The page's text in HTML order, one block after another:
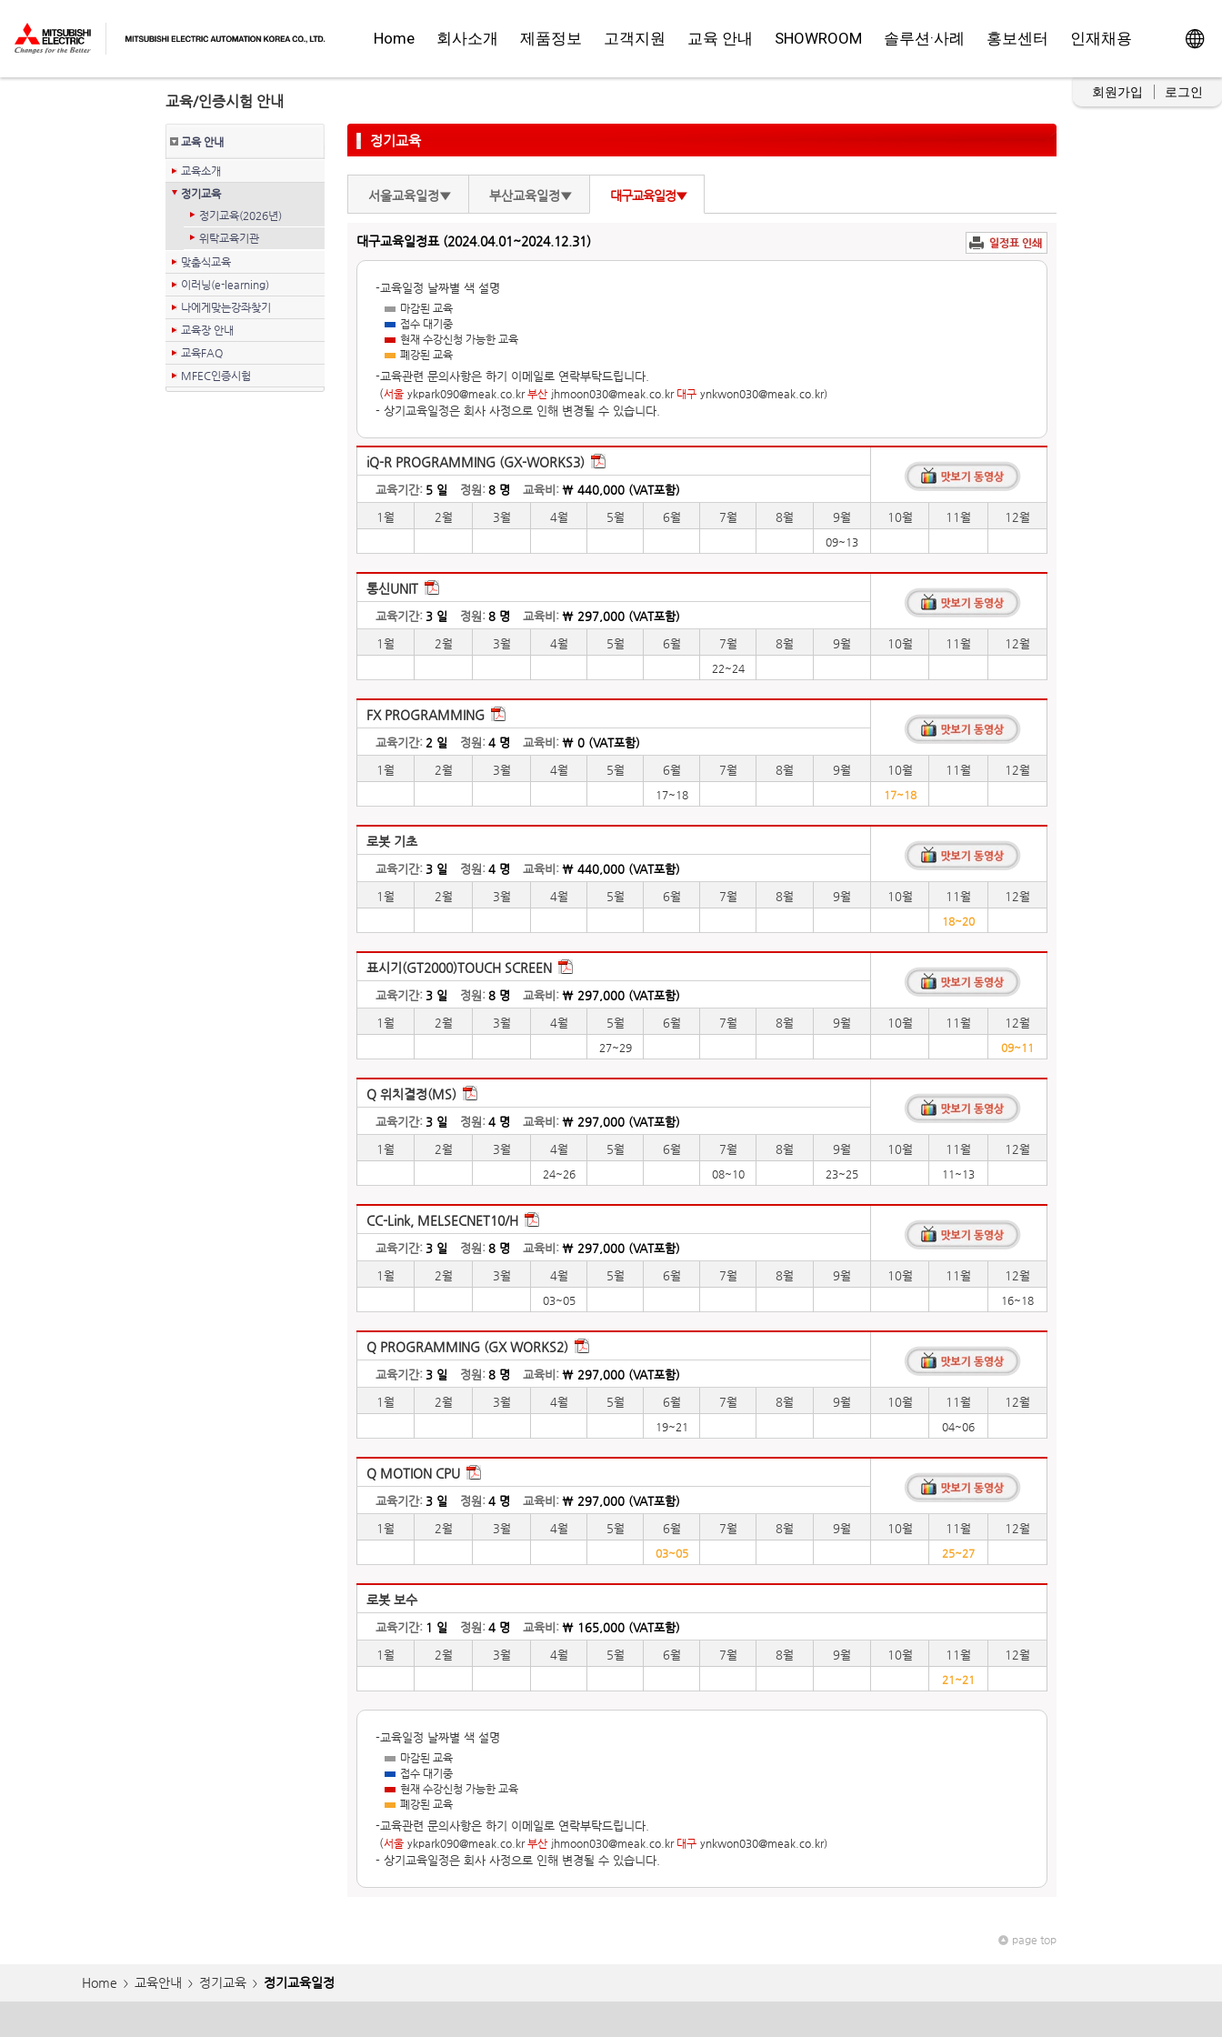
Home 회사소개 제품정보 고객지원 교육 안내 SHOWROOM 솔루션·사례 홍보센터 인재채용
회원가입 로그인
교육/인증시험 안내
교육안내
교육소개
정기교육
정기교육(2026년)
위탁교육기관
맞춤식교육
이러닝(e-learning)
나에게맞는강좌찾기
교육장 안내
교육FAQ
MFEC인증시험
정기교육
서울교육일정▼ 부산교육일정▼ 대구교육일정▼
대구교육일정표 (2024.04.01~2024.12.31)
-교육일정 날짜별 색 설명
마감된 교육
접수 대기중
현재 수강신청 가능한 교육
폐강된 교육
-교육관련 문의사항은 하기 이메일로 연락부탁드립니다.
(서울 ykpark090@meak.co.kr부산 jhmoon030@meak.co.kr 대구 ynkwon030@meak.co.kr)
- 상기교육일정은 회사 사정으로 인해 변경될 수 있습니다.
iQ-R PROGRAMMING (GX-WORKS3)
교육기간: 5 일 정원: 8 명 교육비: \ 440,000 (VAT포함)
1월
2월 3월 4월 5월 6월 7월 8월 9월 10월 11월 12월
09~13
통신UNIT
교육기간: 3 일 정원: 8 명 교육비: \ 297,000 (VAT포함)
1월
2월 3월 4월 5월 6월 7월 8월 9월 10월 11월 12월
22~24
FX PROGRAMMING
교육기간: 2 일 정원: 4 명 교육비: \ 0 (VAT포함)
1월
2월 3월 4월 5월 6월 7월 8월 9월 10월 11월 12월
17~18 17~18
로봇 기초
교육기간: 3 일 정원: 4 명 교육비: \ 440,000 (VAT포함)
1월
2월 3월 4월 5월 6월 7월 8월 9월 10월 11월 12월
18~20
표시기(GT2000)TOUCH SCREEN
교육기간: 3 일 정원: 8 명 교육비: \ 297,000 (VAT포함)
1월
2월 3월 4월 5월 6월 7월 8월 9월 10월 11월 12월
27~29 09~11
Q 위치결정(MS)
교육기간: 3 일 정원: 4 명 교육비: \ 297,000 (VAT포함)
1월
2월 3월 4월 5월 6월 7월 8월 9월 10월 11월 12월
24~26 08~10 23~25 11~13
CC-Link, MELSECNET10/H
교육기간: 3 일 정원: 8 명 교육비: \ 297,000 (VAT포함)
1월
2월 3월 4월 5월 6월 7월 8월 9월 10월 11월 12월
03~05 16~18
Q PROGRAMMING (GX WORKS2)
교육기간: 3 일 정원: 8 명 교육비: \ 297,000 (VAT포함)
1월
2월 3월 4월 5월 6월 7월 8월 9월 10월 11월 12월
19~21 04~06
Q MOTION CPU
교육기간: 3 일 정원: 4 명 교육비: \ 297,000 (VAT포함)
1월
2월 3월 4월 5월 6월 7월 8월 9월 10월 11월 12월
03~05 25~27
로봇 보수
교육기간: 1 일 정원: 4 명 교육비: \ 165,000 (VAT포함)
1월
2월 3월 4월 5월 6월 7월 8월 9월 10월 11월 12월
21~21
-교육일정 날짜별 색 설명
마감된 교육
접수 대기중
현재 수강신청 가능한 교육
폐강된 교육
-교육관련 문의사항은 하기 이메일로 연락부탁드립니다.
(서울 ykpark090@meak.co.kr부산 jhmoon030@meak.co.kr 대구 ynkwon030@meak.co.kr)
- 상기교육일정은 회사 사정으로 인해 변경될 수 있습니다.
page top
Home > 교육안내 > 정기교육 > 정기교육일정